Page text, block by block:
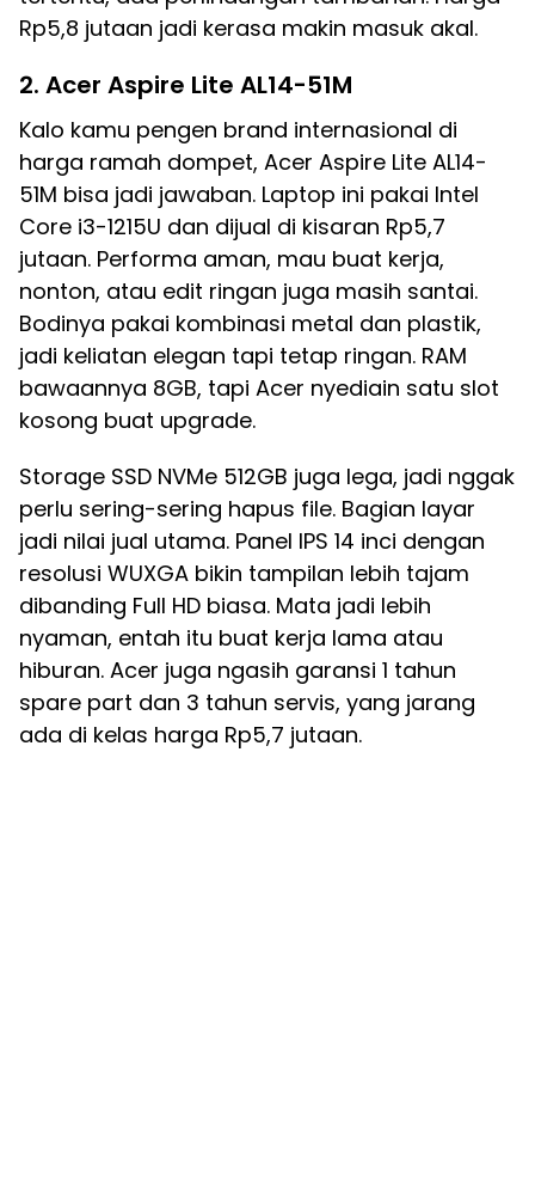
Rp5,8 jutaan jadi kerasa makin masuk akal.
2. Acer Aspire Lite AL14-51M
Kalo kamu pengen brand internasional di
harga ramah dompet, Acer Aspire Lite AL14-
51M bisa jadi jawaban. Laptop ini pakai Intel
Core i3-1215U dan dijual di kisaran Rp5,7
jutaan. Performa aman, mau buat kerja,
nonton, atau edit ringan juga masih santai.
Bodinya pakai kombinasi metal dan plastik,
jadi keliatan elegan tapi tetap ringan. RAM
bawaannya 8GB, tapi Acer nyediain satu slot
kosong buat upgrade.
Storage SSD NVMe 512GB juga lega, jadi nggak
perlu sering-sering hapus file. Bagian layar
jadi nilai jual utama. Panel IPS 14 inci dengan
resolusi WUXGA bikin tampilan lebih tajam
dibanding Full HD biasa. Mata jadi lebih
nyaman, entah itu buat kerja lama atau
hiburan. Acer juga ngasih garansi 1 tahun
spare part dan 3 tahun servis, yang jarang
ada di kelas harga Rp5,7 jutaan.